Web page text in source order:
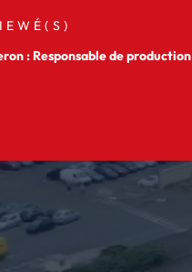
: Responsable de production